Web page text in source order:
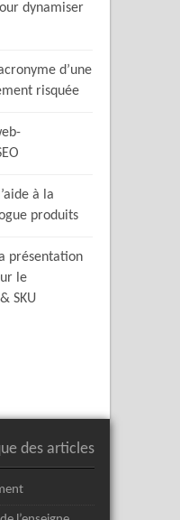
dynamiser
d’une
risquée
à la
produits
présentation
le
SKU
des articles